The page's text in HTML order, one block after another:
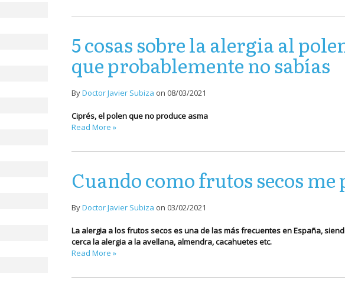
5 cosas sobre la alergia al
que probablemente no sabías
ByDoctor Javier Subiza on 08/03/2021
Ciprés, el polen que no produce asma
Read More »
Cuando como frutos secos me
ByDoctor Javier Subiza on 03/02/2021
La alergia a los frutos secos es una de las más frecuentes en España,
cerca la alergia a la avellana, almendra, cacahuetes etc.
Read More »